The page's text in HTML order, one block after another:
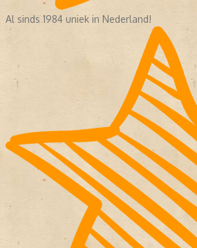
Al sinds 1984 uniek in Nederland!